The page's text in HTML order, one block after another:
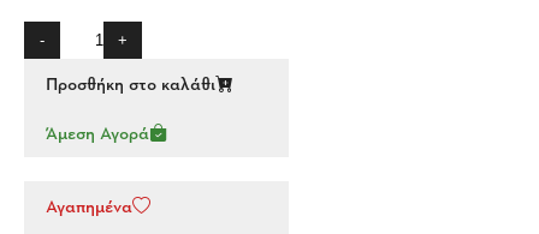
- +
Προσθήκη στο καλάθι
Άμεση Αγορά
Αγαπημένα